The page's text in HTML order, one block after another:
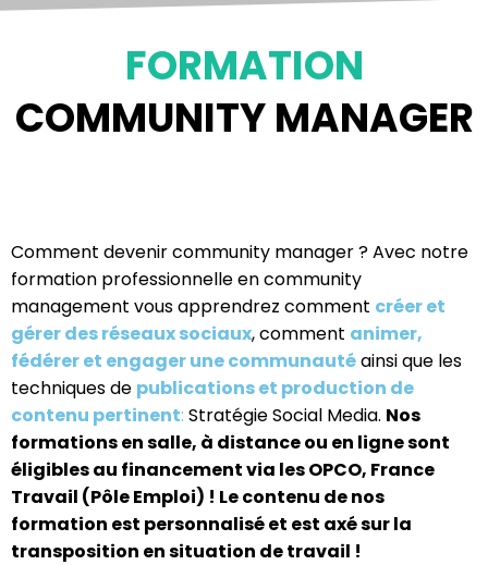
FORMATION
COMMUNITY MANAGER
Comment devenir community manager ? Avec notre
formation professionnelle en community
management vous apprendrez comment créer et
gérer des réseaux sociaux, comment animer,
fédérer et engager une communautéainsi que les
techniques de publications et production de
contenu pertinent: Stratégie Social Media. Nos
formations en salle, à distance ou en ligne sont
éligibles au financement via les OPCO, France
Travail (Pôle Emploi) ! Le contenu de nos
formation est personnalisé et est axé sur la
transposition en situation de travail !